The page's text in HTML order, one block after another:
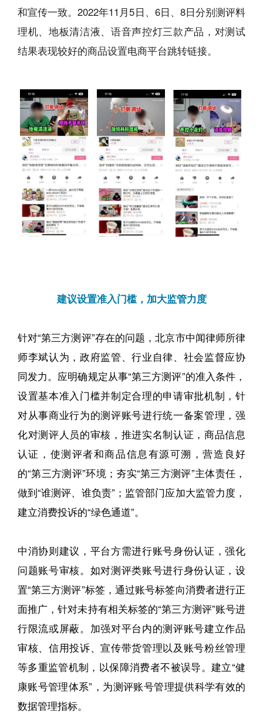
和宣传一致。2022年11月5日、6日、8日分别测评料
理机、地板清洁液、语音声控灯三款产品，对测试
结果表现较好的商品设置电商平台跳转链接。
建议设置准入门槛，加大监管力度
针对“第三方测评”存在的问题，北京市中闻律师所律
师李斌认为，政府监管、行业自律、社会监督应协
同发力。应明确规定从事“第三方测评”的准入条件，
设置基本准入门槛并制定合理的申请审批机制，针
对从事商业行为的测评账号进行统一备案管理，强
化对测评人员的审核，推进实名制认证，商品信息
认证，使测评者和商品信息有源可溯，营造良好
的“第三方测评”环境；夯实“第三方测评”主体责任，
做到“谁测评、谁负责”；监管部门应加大监管力度，
建立消费投诉的“绿色通道”。
中消协则建议，平台方需进行账号身份认证，强化
问题账号审核。如对测评类账号进行身份认证，设
置“第三方测评”标签，通过账号标签向消费者进行正
面推广，针对未持有相关标签的“第三方测评”账号进
行限流或屏蔽。加强对平台内的测评账号建立作品
审核、信用投诉、宣传带货管理以及账号粉丝管理
等多重监管机制，以保障消费者不被误导。建立“健
康账号管理体系”，为测评账号管理提供科学有效的
数据管理指标。